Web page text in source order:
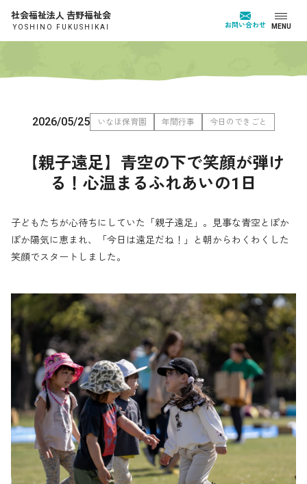
社会福祉法人 𠮷野福祉会
YOSHINO FUKUSHIKAI お問い合わせ MENU
2026/05/25 いなほ保育園 年間行事 今日のできごと
【親子遠足】青空の下で笑顔が弾け
る！心温まるふれあいの1日
子どもたちが心待ちにしていた「親子遠足」。見事な青空とぽか
ぽか陽気に恵まれ、「今日は遠足だね！」と朝からわくわくした
笑顔でスタートしました。